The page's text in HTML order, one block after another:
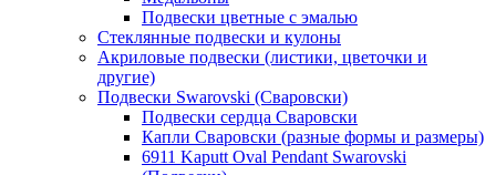
Подвески цветные с эмалью
Стеклянные подвески и кулоны
Акриловые подвески (листики, цветочки и
другие)
Подвески Swarovski (Сваровски)
Подвески сердца Сваровски
Капли Сваровски (разные формы и размеры)
6911 Kaputt Oval Pendant Swarovski